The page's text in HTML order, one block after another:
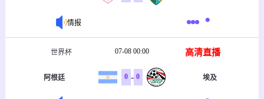
情报
世界杯 07-08 00:00 高清直播
阿根廷 0 - 0 埃及